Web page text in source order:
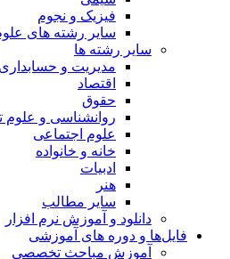
فیزیک و نجوم
سایر رشته های علوم پایه
سایر رشته ها
مدیریت و حسابداری
اقتصاد
حقوق
روانشناسی و علوم
علوم اجتماعی
خانه و خانواده
ادبیات
هنر
سایر مطالب
دانلود و آموزش نرم افزار
فایل‌ها و دوره های آموزشی
آموزش مباحث تخصصی